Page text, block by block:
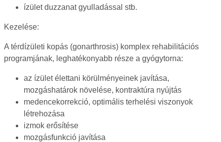
ízület duzzanat gyulladással stb.
Kezelése:
A térdízületi kopás (gonarthrosis) komplex rehabilitációs
programjának, leghatékonyabb része a gyógytorna:
az ízület élettani körülményeinek javítása,
mozgáshatárok növelése, kontraktúra nyújtás
medencekorrekció, optimális terhelési viszonyok
létrehozása
izmok erősítése
mozgásfunkció javítása